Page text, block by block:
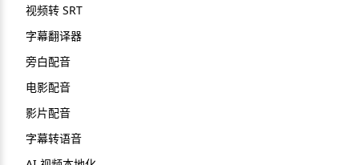
视频转 SRT
字幕翻译器
旁白配音
电影配音
影片配音
字幕转语音